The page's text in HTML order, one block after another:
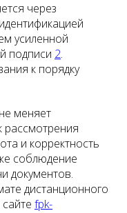
через
усиленной
подписи 2.
к порядку
меняет
рассмотрения
и корректность
соблюдение
документов.
дистанционного
fpk-